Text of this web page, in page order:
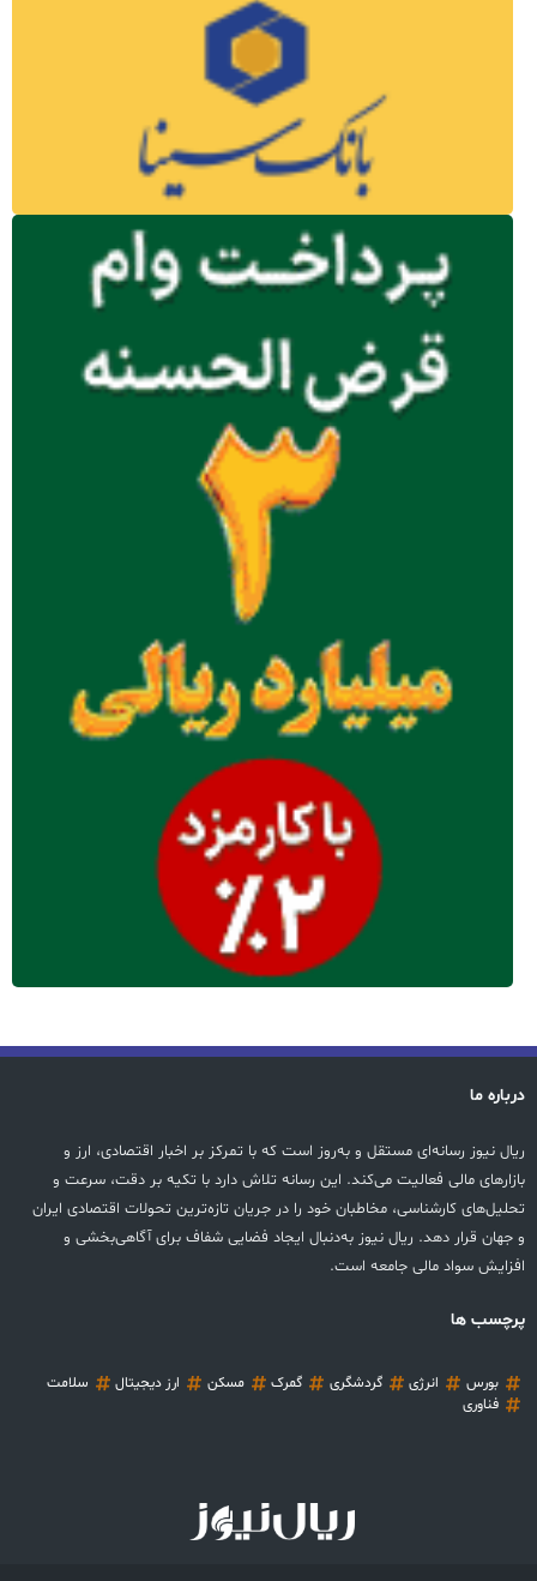
درباره ما
ریال نیوز رسانه‌ای مستقل و به‌روز است که با تمرکز بر اخبار اقتصادی، ارز و
بازارهای مالی فعالیت می‌کند. این رسانه تلاش دارد با تکیه بر دقت، سرعت و
تحلیل‌های کارشناسی، مخاطبان خود را در جریان تازه‌ترین تحولات اقتصادی ایران
و جهان قرار دهد. ریال نیوز به‌دنبال ایجاد فضایی شفاف برای آگاهی‌بخشی و
افزایش سواد مالی جامعه است.
پرچسب ها
بورس انرژی گردشگری گمرک مسکن ارز دیجیتال
سلامت
فناوری